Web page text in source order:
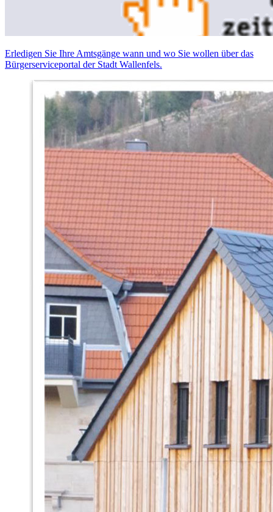
Erledigen Sie Ihre Amtsgänge wann und wo Sie wollen über das
Bürgerserviceportal der Stadt Wallenfels.